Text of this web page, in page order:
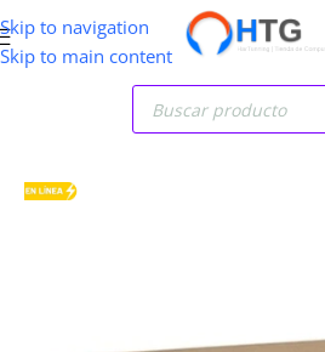
Skip to navigation
Skip to main content